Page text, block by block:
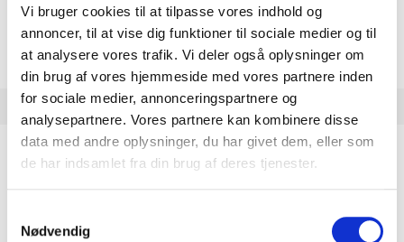
Vi bruger cookies til at tilpasse vores indhold og
annoncer, til at vise dig funktioner til sociale medier og til
at analysere vores trafik. Vi deler også oplysninger om
din brug af vores hjemmeside med vores partnere inden
for sociale medier, annonceringspartnere og
analysepartnere. Vores partnere kan kombinere disse
data med andre oplysninger, du har givet dem, eller som
de har indsamlet fra din brug af deres tjenester.
Nødvendig
Der blev ikke fundet nogle varer, der matcher dit
valg.
Kurv